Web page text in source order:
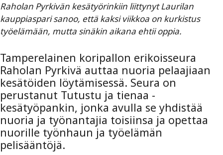
Raholan Pyrkivän kesätyörinkiin liittynyt Laurilan
kauppiaspari sanoo, että kaksi viikkoa on kurkistus
työelämään, mutta sinäkin aikana ehtii oppia.
Tamperelainen koripallon erikoisseura
Raholan Pyrkivä auttaa nuoria pelaajiaan
kesätöiden löytämisessä. Seura on
perustanut Tutustu ja tienaa -
kesätyöpankin, jonka avulla se yhdistää
nuoria ja työnantajia toisiinsa ja opettaa
nuorille työnhaun ja työelämän
pelisääntöjä.